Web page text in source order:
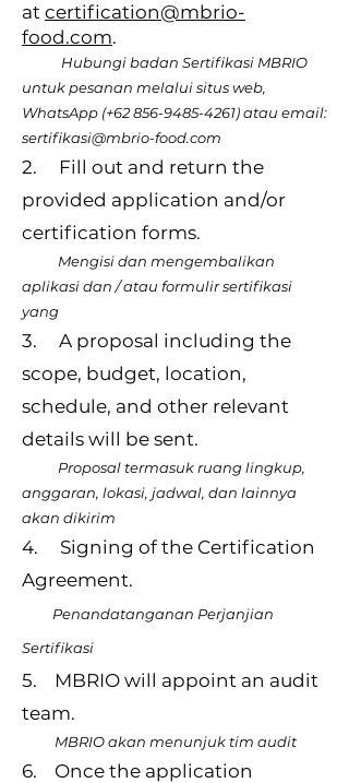
at certification@mbrio-
food.com.
Hubungi badan Sertifikasi MBRIO
untuk pesanan melalui situs web,
WhatsApp (+62856-9485-4261)atau email:
sertifikasi@mbrio-food.com
2. Fill out and return the
provided application and/or
certification forms.
Mengisi dan mengembalikan
aplikasi dan / atau formulir sertifikasi
yang
3. A proposal including the
scope, budget, location,
schedule, and other relevant
details will be sent.
Proposal termasuk ruang lingkup,
anggaran, lokasi, jadwal, dan lainnya
akan dikirim
4. Signing of the Certification
Agreement.
Penandatanganan Perjanjian
Sertifikasi
5. MBRIO will appoint an audit
team.
MBRIO akan menunjuk tim audit
6. Once the application